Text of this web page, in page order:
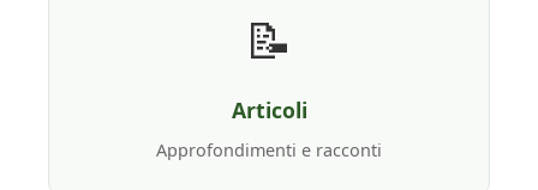
📝
Articoli
Approfondimenti e racconti